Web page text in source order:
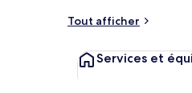
Tout afficher
Services et